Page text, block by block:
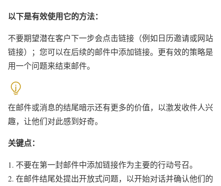
以下是有效使用它的方法：
不要期望潜在客户下一步会点击链接（例如日历邀请或网站
链接）；您可以在后续的邮件中添加链接。 更有效的策略是
用一个问题来结束邮件。
在邮件或消息的结尾暗示还有更多的价值，以激发收件人兴
趣，让他们对此感到好奇。
关键点：
不要在第一封邮件中添加链接作为主要的行动号召。
在邮件结尾处提出开放式问题，以开始对话并确认他们的